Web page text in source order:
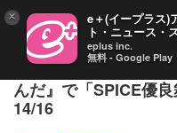
劇団「地蔵中毒」9
んだ』で「SPICE優
14/16
× e＋(イープラス)
ト・ニュース・
eplus inc.
無料 - Google Play